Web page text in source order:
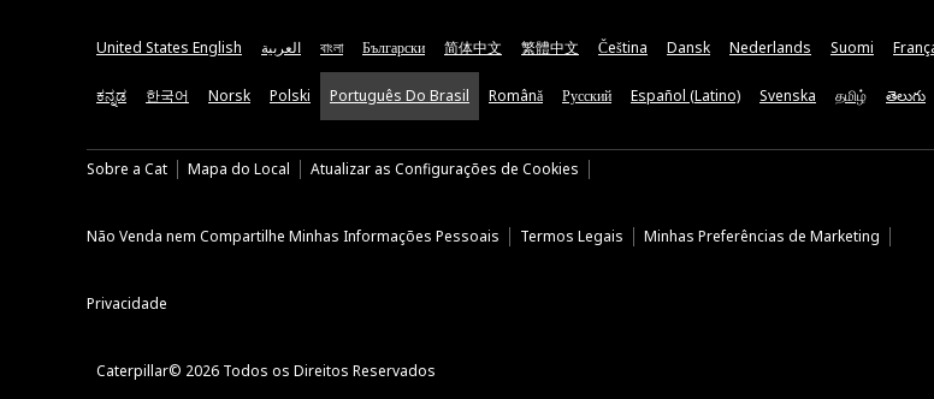
United States English العربية বাংলা Български 简体中文 繁體中文 Čeština Dansk Nederlands Suomi
ಕನ್ನಡ 한국어 Norsk Polski Português Do Brasil Română Русский Español (Latino) Svenska தமிழ் తెలుగు
Sobre a Cat Mapa do Local Atualizar as Configurações de Cookies
Não Venda nem Compartilhe Minhas Informações Pessoais Termos Legais Minhas Preferências de Marketing
Privacidade
Caterpillar© 2026 Todos os Direitos Reservados